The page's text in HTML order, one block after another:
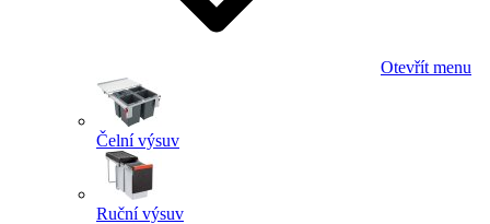
Otevřít menu
Čelní výsuv
Ruční výsuv